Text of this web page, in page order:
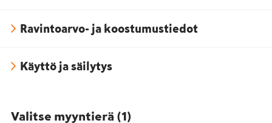
Ravintoarvo- ja koostumustiedot
Käyttö ja säilytys
Valitse myyntierä (1 )